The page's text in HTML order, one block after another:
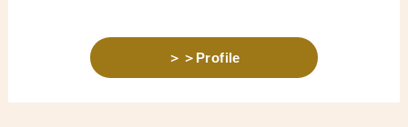
＞＞Profile